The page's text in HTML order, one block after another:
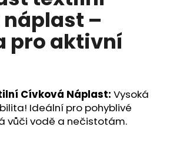
–
pro aktivní
Cívková Náplast: Vysoká
Ideální pro pohyblivé
vůči vodě a nečistotám.